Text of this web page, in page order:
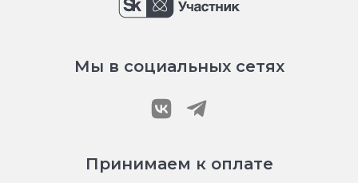
Мы в социальных сетях
Принимаем к оплате